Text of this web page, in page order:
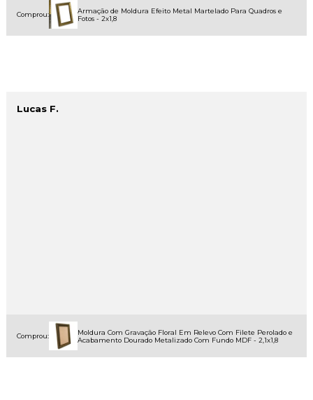
Comprou:
Armação de Moldura Efeito Metal Martelado Para Quadros e
Fotos - 2x1,8
Lucas F.
Comprou:
Moldura Com Gravação Floral Em Relevo Com Filete Perolado e
Acabamento Dourado Metalizado Com Fundo MDF - 2,1x1,8